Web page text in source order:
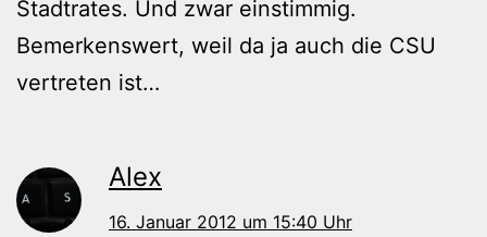
Stadtrates. Und zwar einstimmig.
Bemerkenswert, weil da ja auch die CSU
vertreten ist…
Alex
16. Januar 2012 um 15:40 Uhr